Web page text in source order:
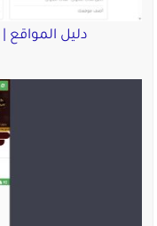
دليل